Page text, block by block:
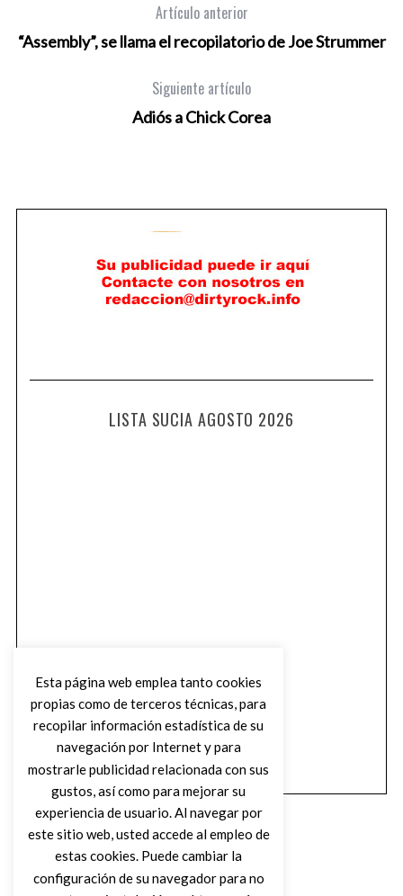
Artículo anterior
“Assembly”, se llama el recopilatorio de Joe Strummer
Siguiente artículo
Adiós a Chick Corea
LISTA SUCIA AGOSTO 2026
Esta página web emplea tanto cookies
propias como de terceros técnicas, para
recopilar información estadística de su
navegación por Internet y para
mostrarle publicidad relacionada con sus
gustos, así como para mejorar su
experiencia de usuario. Al navegar por
este sitio web, usted accede al empleo de
estas cookies. Puede cambiar la
configuración de su navegador para no